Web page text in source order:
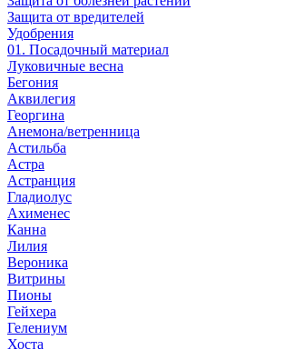
Защита от вредителей
Удобрения
01. Посадочный материал
Луковичные весна
Бегония
Аквилегия
Георгина
Анемона/ветренница
Астильба
Астра
Астранция
Гладиолус
Ахименес
Канна
Лилия
Вероника
Витрины
Пионы
Гейхера
Гелениум
Хоста